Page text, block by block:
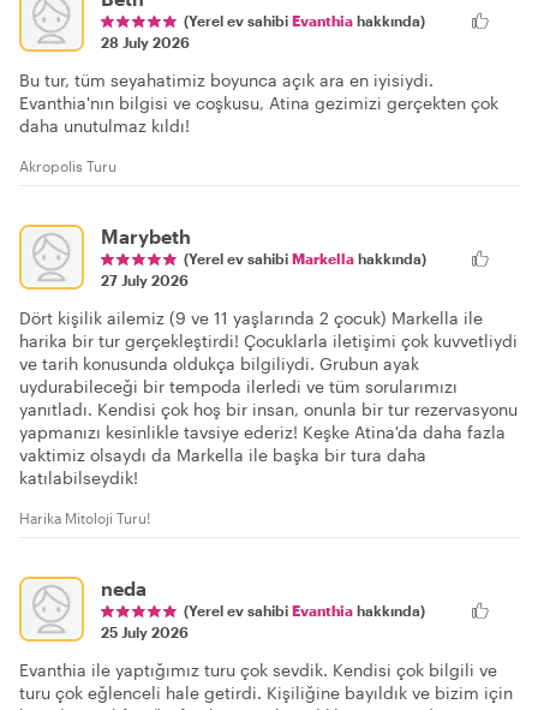
(Yerel ev sahibi Evanthia hakkında)
28 July 2026
Bu tur, tüm seyahatimiz boyunca açık ara en iyisiydi.
Evanthia'nın bilgisi ve coşkusu, Atina gezimizi gerçekten çok
daha unutulmaz kıldı!
Akropolis Turu
Marybeth
(Yerel ev sahibi Markella hakkında)
27 July 2026
Dört kişilik ailemiz (9 ve 11 yaşlarında 2 çocuk) Markella ile
harika bir tur gerçekleştirdi! Çocuklarla iletişimi çok kuvvetliydi
ve tarih konusunda oldukça bilgiliydi. Grubun ayak
uydurabileceği bir tempoda ilerledi ve tüm sorularımızı
yanıtladı. Kendisi çok hoş bir insan, onunla bir tur rezervasyonu
yapmanızı kesinlikle tavsiye ederiz! Keşke Atina'da daha fazla
vaktimiz olsaydı da Markella ile başka bir tura daha
katılabilseydik!
Harika Mitoloji Turu!
neda
(Yerel ev sahibi Evanthia hakkında)
25 July 2026
Evanthia ile yaptığımız turu çok sevdik. Kendisi çok bilgili ve
turu çok eğlenceli hale getirdi. Kişiliğine bayıldık ve bizim için